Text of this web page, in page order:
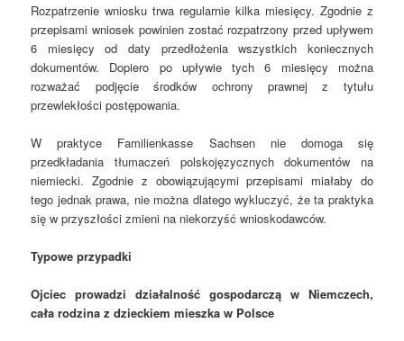
Rozpatrzenie wniosku trwa regularnie kilka miesięcy. Zgodnie z
przepisami wniosek powinien zostać rozpatrzony przed upływem
6 miesięcy od daty przedłożenia wszystkich koniecznych
dokumentów. Dopiero po upływie tych 6 miesięcy można
rozważać podjęcie środków ochrony prawnej z tytułu
przewlekłości postępowania.
W praktyce Familienkasse Sachsen nie domoga się
przedkładania tłumaczeń polskojęzycznych dokumentów na
niemiecki. Zgodnie z obowiązującymi przepisami miałaby do
tego jednak prawa, nie można dlatego wykluczyć, że ta praktyka
się w przyszłości zmieni na niekorzyść wnioskodawców.
Typowe przypadki
Ojciec prowadzi działalność gospodarczą w Niemczech,
cała rodzina z dzieckiem mieszka w Polsce